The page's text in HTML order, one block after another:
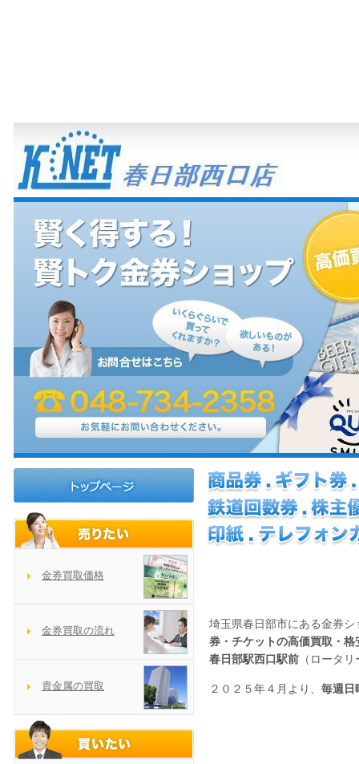
金券買取価格
金券買取の流れ
貴金属の買取
埼玉県春日部市にある金券シ
券・チケットの高価買取・
春日部駅西口駅前 （ロータ
２０２５年４月より、 毎週日